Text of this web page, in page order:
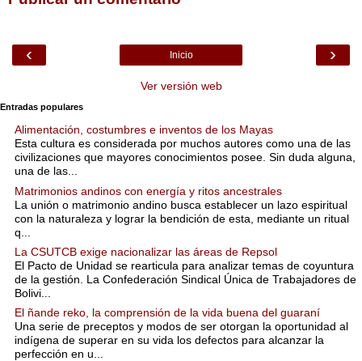
‹ ›
Inicio
Ver versión web
Entradas populares
Alimentación, costumbres e inventos de los Mayas
Esta cultura es considerada por muchos autores como una de las
civilizaciones que mayores conocimientos posee. Sin duda alguna,
una de las...
Matrimonios andinos con energía y ritos ancestrales
La unión o matrimonio andino busca establecer un lazo espiritual
con la naturaleza y lograr la bendición de esta, mediante un ritual
q...
La CSUTCB exige nacionalizar las áreas de Repsol
El Pacto de Unidad se rearticula para analizar temas de coyuntura
de la gestión. La Confederación Sindical Única de Trabajadores de
Bolivi...
El ñande reko, la comprensión de la vida buena del guaraní
Una serie de preceptos y modos de ser otorgan la oportunidad al
indígena de superar en su vida los defectos para alcanzar la
perfección en u...